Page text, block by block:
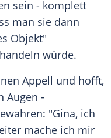
sein - komplett
man sie dann
Objekt"
würde.
Appell und hofft,
Augen -
"Gina, ich
mache ich mir